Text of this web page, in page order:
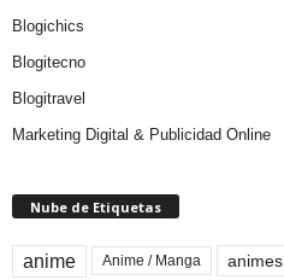
Blogichics
Blogitecno
Blogitravel
Marketing Digital & Publicidad Online
Nube de Etiquetas
anime Anime / Manga animes